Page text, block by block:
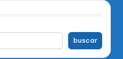
buscar